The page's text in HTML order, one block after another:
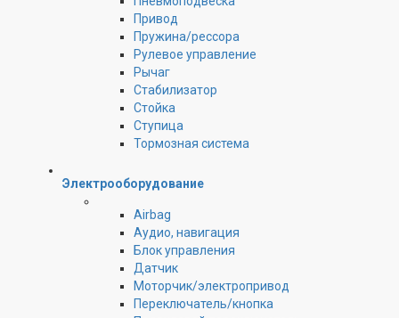
Привод
Пружина/рессора
Рулевое управление
Рычаг
Стабилизатор
Стойка
Ступица
Тормозная система
Электрооборудование
Airbag
Аудио, навигация
Блок управления
Датчик
Моторчик/электропривод
Переключатель/кнопка